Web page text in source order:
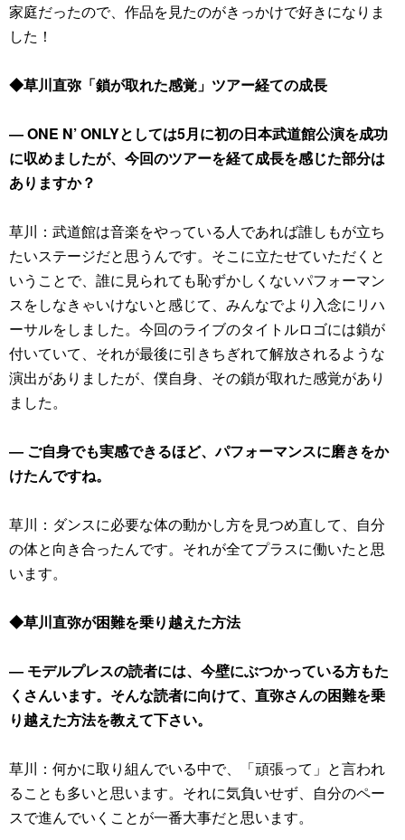
家庭だったので、作品を見たのがきっかけで好きになりま
した！
◆草川直弥「鎖が取れた感覚」ツアー経ての成長
― ONE N’ ONLYとしては5月に初の日本武道館公演を成功
に収めましたが、今回のツアーを経て成長を感じた部分は
ありますか？
草川：武道館は音楽をやっている人であれば誰しもが立ち
たいステージだと思うんです。そこに立たせていただくと
いうことで、誰に見られても恥ずかしくないパフォーマン
スをしなきゃいけないと感じて、みんなでより入念にリハ
ーサルをしました。今回のライブのタイトルロゴには鎖が
付いていて、それが最後に引きちぎれて解放されるような
演出がありましたが、僕自身、その鎖が取れた感覚があり
ました。
― ご自身でも実感できるほど、パフォーマンスに磨きをか
けたんですね。
草川：ダンスに必要な体の動かし方を見つめ直して、自分
の体と向き合ったんです。それが全てプラスに働いたと思
います。
◆草川直弥が困難を乗り越えた方法
― モデルプレスの読者には、今壁にぶつかっている方もた
くさんいます。そんな読者に向けて、直弥さんの困難を乗
り越えた方法を教えて下さい。
草川：何かに取り組んでいる中で、「頑張って」と言われ
ることも多いと思います。それに気負いせず、自分のペー
スで進んでいくことが一番大事だと思います。